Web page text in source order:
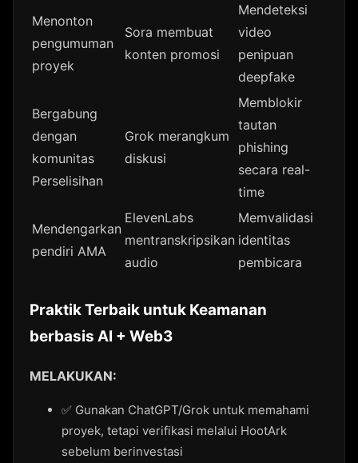
Menonton
pengumuman
proyek
Sora membuat
konten promosi
Mendeteksi
video
penipuan
deepfake
Bergabung
dengan
komunitas
Perselisihan
Grok merangkum
diskusi
Memblokir
tautan
phishing
secara real-
time
Mendengarkan
pendiri AMA
ElevenLabs
mentranskripsikan
audio
Memvalidasi
identitas
pembicara
Praktik Terbaik untuk Keamanan
berbasis AI + Web3
MELAKUKAN:
✅ Gunakan ChatGPT/Grok untuk memahami
proyek, tetapi verifikasi melalui HootArk
sebelum berinvestasi